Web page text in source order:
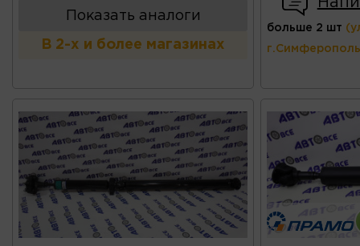
Показать аналоги
В 2-х и более магазинах
больше 2 шт